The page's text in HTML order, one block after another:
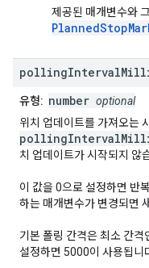
제공된 매개변수와
pollingInterval
유형: number optional
위치 업데이트를 가져오는
치 업데이트가 시작되지 않
이 값을 0으로 설정하면 반
하는 매개변수가 변경되면
기본 폴링 간격은 최소 간
설정하면 5000이 사용됩니